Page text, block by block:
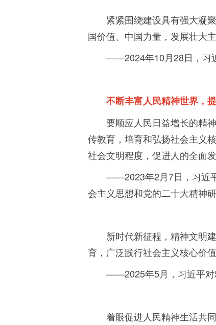
紧紧围绕建设具有强大凝
国价值、中国力量，发展壮大
——2024年10月28日，习
不断丰富人民精神世界，
要顺应人民日益增长的精
传教育，培育和弘扬社会主义
社会文明程度，促进人的全面发
——2023年2月7日，习近
会主义思想和党的二十大精神
新时代新征程，精神文明
育，广泛践行社会主义核心价
——2025年5月，习近平
着眼促进人民精神生活共